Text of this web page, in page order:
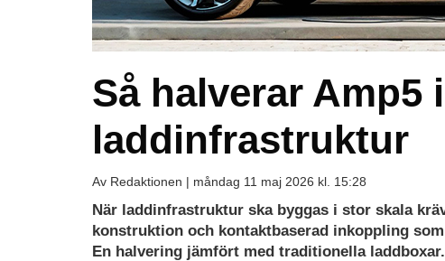
Så halverar
laddinfrastruktur
Av Redaktionen | måndag 11 maj 2026 kl. 15:28
När laddinfrastruktur ska byggas i stor skala
konstruktion och kontaktbaserad inkoppling
En halvering jämfört med traditionella laddboxar.